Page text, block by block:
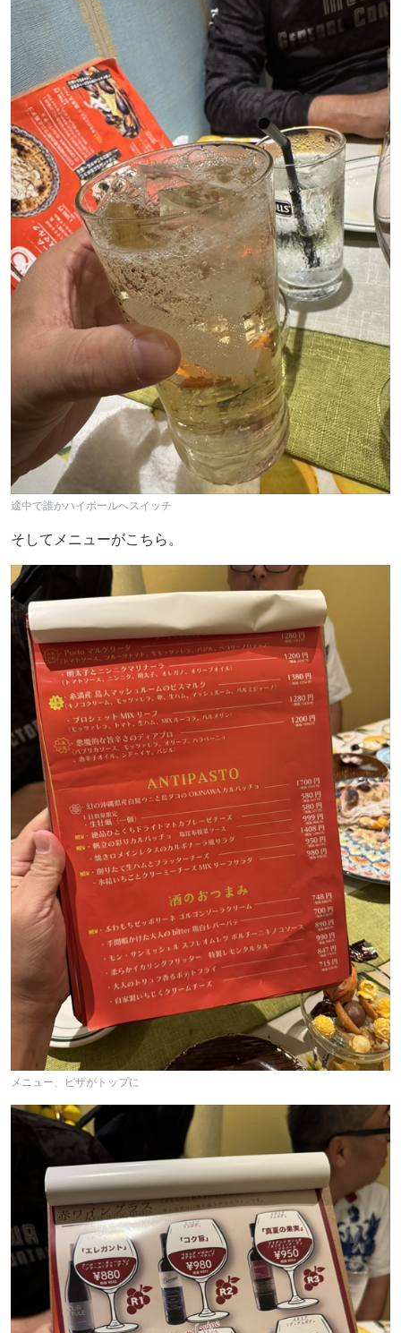
途中で誰かハイボールへスイッチ
そしてメニューがこちら。
メニュー、ピザがトップに